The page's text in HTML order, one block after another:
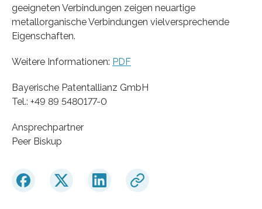
geeigneten Verbindungen zeigen neuartige
metallorganische Verbindungen vielversprechende
Eigenschaften.
Weitere Informationen: PDF
Bayerische Patentallianz GmbH
Tel.: +49 89 5480177-0
Ansprechpartner
Peer Biskup